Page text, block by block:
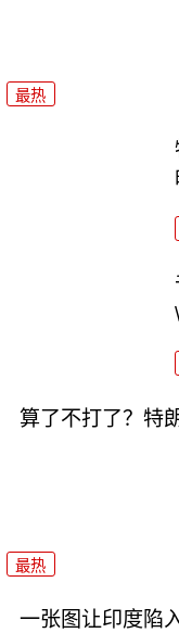
最热
算了不打了？特
最热
一张图让印度陷